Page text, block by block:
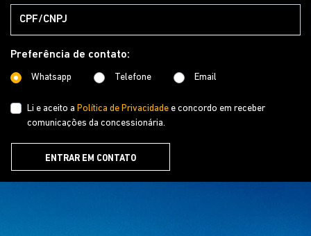
Preferência de contato:
Whatsapp Telefone Email
Li e aceito a Política de Privacidade e concordo em receber
comunicações da concessionária.
ENTRAR EM CONTATO